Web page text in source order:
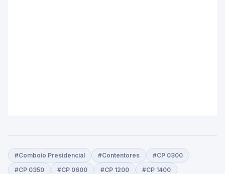
#Comboio Presidencial #Contentores
#CP 0300
#CP 0350
#CP 0600 #CP 1200
#CP 1400